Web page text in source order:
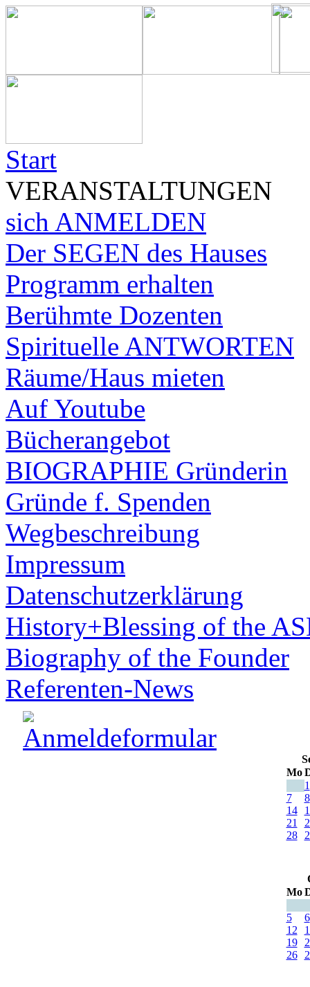
Start
VERANSTALTUNGEN
sich ANMELDEN
Der SEGEN des Hauses
Programm erhalten
Berühmte Dozenten
Spirituelle ANTWORTEN
Räume/Haus mieten
Auf Youtube
Bücherangebot
BIOGRAPHIE Gründerin
Gründe f. Spenden
Wegbeschreibung
Impressum
Datenschutzerklärung
History+Blessing of the
Biography of the Founder
Referenten-News
Mo
1
7
8
14
21
28
Mo
5
6
12
19
26